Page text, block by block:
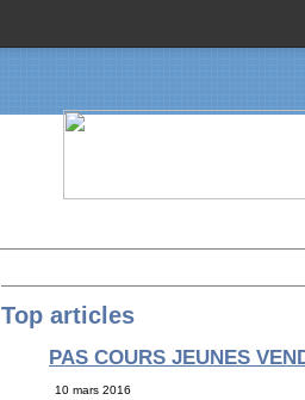
Top articles
PAS COURS JEUNES
10 mars 2016